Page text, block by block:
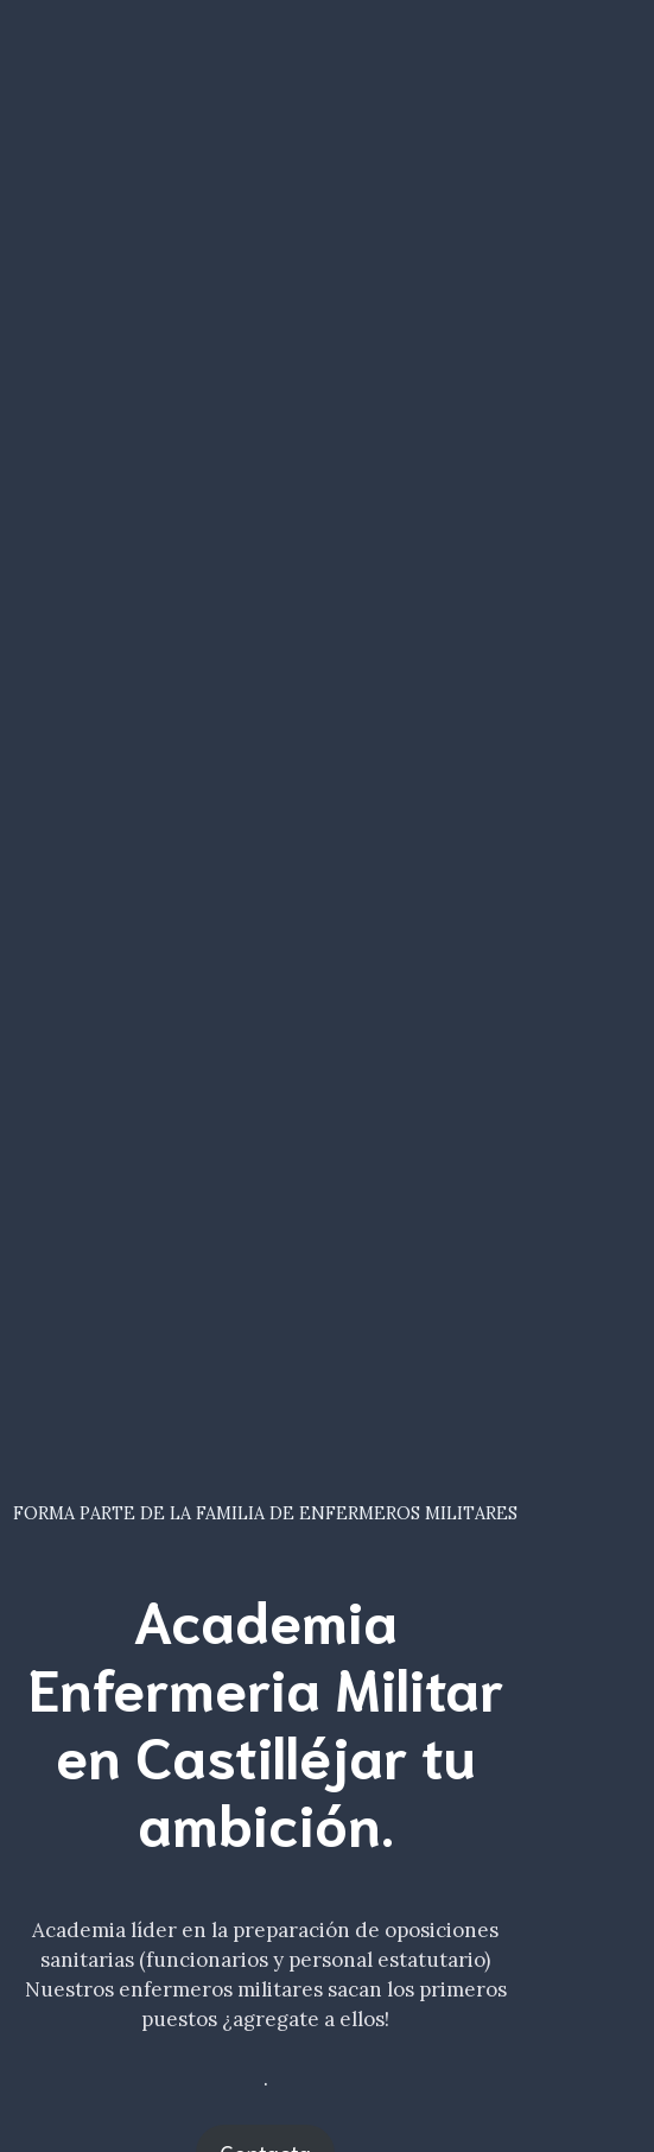
FORMA PARTE DE LA FAMILIA DE ENFERMEROS MILITARES
Academia
Enfermeria Militar
en Castilléjar tu
ambición.
Academia líder en la preparación de oposiciones
sanitarias (funcionarios y personal estatutario)
Nuestros enfermeros militares sacan los primeros
puestos ¿agregate a ellos!
.